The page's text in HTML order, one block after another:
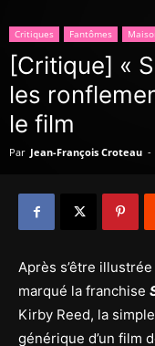
Critiques Fantômes
[Critique] «
les
le film
Par Jean-François Croteau -
Après s’être
marqué la franchise
Kirby Reed, la
générique d’un film